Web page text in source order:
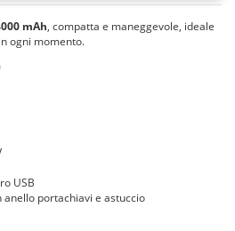
mAh, compatta e maneggevole, ideale
ogni momento.
USB
anello portachiavi e astuccio